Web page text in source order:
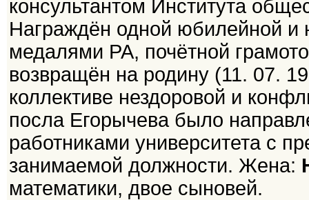
консультантом Института
Награждён одной юбилейной и
медалями РА, почётной
возвращён на родину (11. 07.
коллективе нездоровой и
посла Егорычева было
работниками университета с
занимаемой должности. Жена:
математики, двое сыновей.